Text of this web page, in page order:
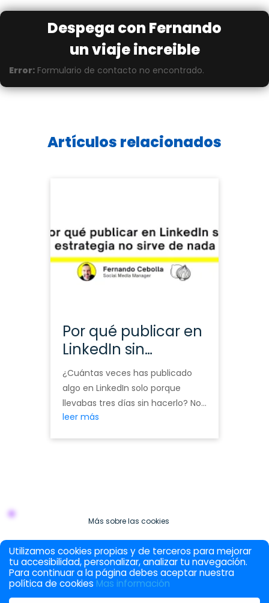
Utilizamos cookies propias y de terceros para mejorar
tu accesibilidad, personalizar, analizar tu navegación.
Para continuar a la página debes aceptar nuestra
política de cookies Mas información
Despega con Fernando
un viaje increible
Error: Formulario de contacto no encontrado.
Artículos relacionados
Tareas semanales
en LinkedIn que
deberías hacer si
quieres crecer de
verdad
Hay personas que llevan meses
en LinkedIn sin ver resultados.
Publican de vez en cuando,
reaccionan a lo que aparece en
hagas ciertas cosas con …
Continued
leer más
Más sobre las cookies
Política de privacidad
Política de Cookies